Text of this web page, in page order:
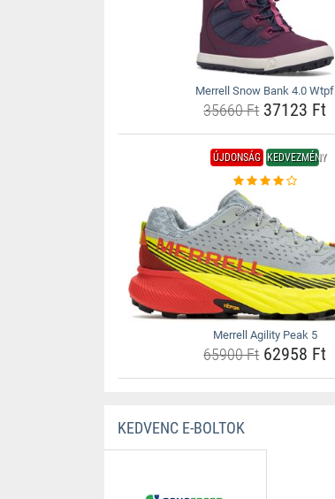
Merrell Snow Bank 4.0 Wtpf
35660 Ft37123 Ft
ÚJDONSÁG KEDVEZMÉNY
Merrell Agility Peak 5
65900 Ft62958 Ft
KEDVENC E-BOLTOK